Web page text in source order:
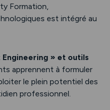
Formation,
est intégré au
» et outils
apprennent à formuler
le plein potentiel des
professionnel.